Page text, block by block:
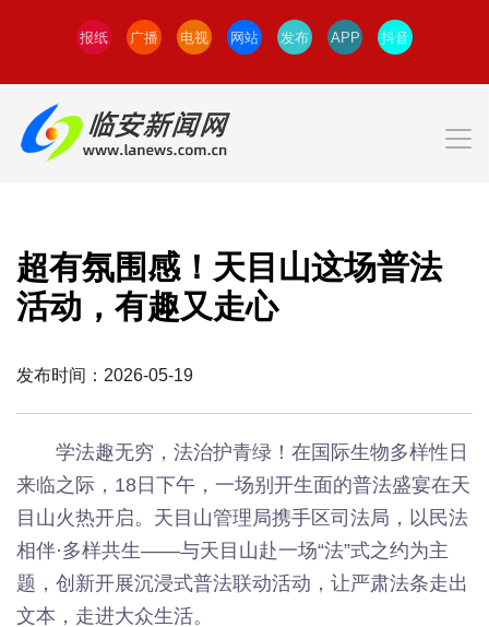
报纸 广播 电视 网站 发布 APP 抖音
超有氛围感！天目山这场普法
活动，有趣又走心
发布时间：2026-05-19
学法趣无穷，法治护青绿！在国际生物多样性日
来临之际，18日下午，一场别开生面的普法盛宴在天
目山火热开启。天目山管理局携手区司法局，以民法
相伴·多样共生——与天目山赴一场“法”式之约为主
题，创新开展沉浸式普法联动活动，让严肃法条走出
文本，走进大众生活。